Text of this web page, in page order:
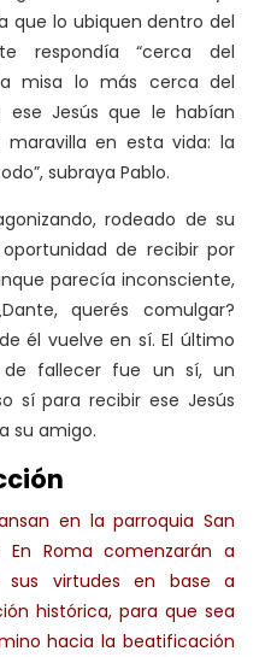
que lo ubiquen dentro del
respondía “cerca del
la misa lo más cerca del
Jesús que le habían
en esta vida: la
subraya Pablo.
rodeado de su
de recibir por
parecía inconsciente,
querés comulgar?
él vuelve en sí. El último
fallecer fue un sí, un
sí para recibir ese Jesús
su amigo.
en la parroquia San
Roma comenzarán a
sus virtudes en base a
histórica, para que sea
hacia la beatificación